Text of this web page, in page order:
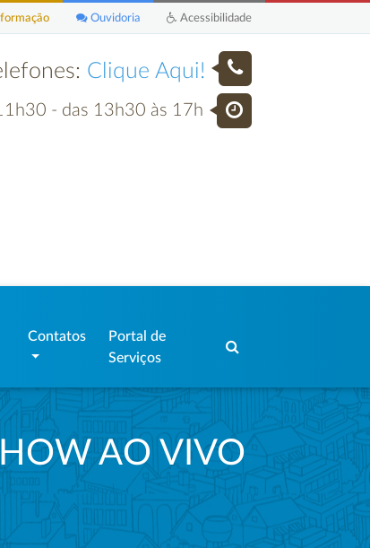
Acessibilidade
Ouvidoria
Clique Aqui!
- das 13h30 às 17h
Contatos
Portal de
Serviços
AO VIVO